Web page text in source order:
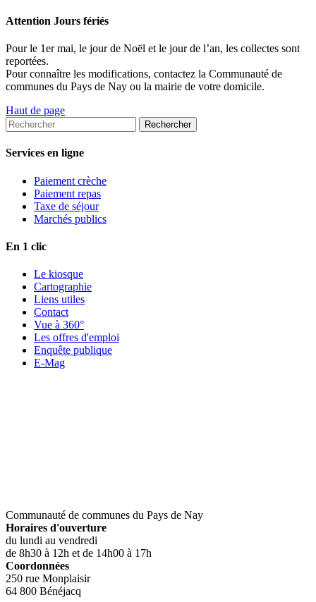
Attention Jours fériés
Pour le 1er mai, le jour de Noël et le jour de l’an, les collectes sont
reportées.
Pour connaître les modifications, contactez la Communauté de
communes du Pays de Nay ou la mairie de votre domicile.
Haut de page
Services en ligne
Paiement crèche
Paiement repas
Taxe de séjour
Marchés publics
En 1 clic
Le kiosque
Cartographie
Liens utiles
Contact
Vue à 360°
Les offres d'emploi
Enquête publique
E-Mag
Communauté de communes du Pays de Nay
Horaires d'ouverture
du lundi au vendredi
de 8h30 à 12h et de 14h00 à 17h
Coordonnées
250 rue Monplaisir
64 800 Bénéjacq